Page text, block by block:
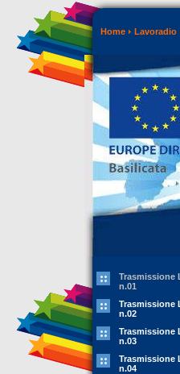
Home Lavoradio
Trasmissione
n.01
Trasmissione
n.02
Trasmissione
n.03
Trasmissione
n.04